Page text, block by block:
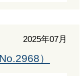
2025年07月
）